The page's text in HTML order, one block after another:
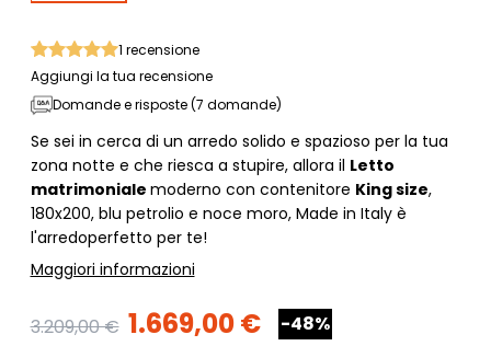
1 recensione
Aggiungi la tua recensione
Domande e risposte (7 domande)
Se sei in cerca di un arredo solido e spazioso per la tua
zona notte e che riesca a stupire, allora il Letto
matrimoniale moderno con contenitore King size,
180x200, blu petrolio e noce moro, Made in Italy è
l'arredoperfetto per te!
Maggiori informazioni
3.209,00 € 1.669,00 € -48%